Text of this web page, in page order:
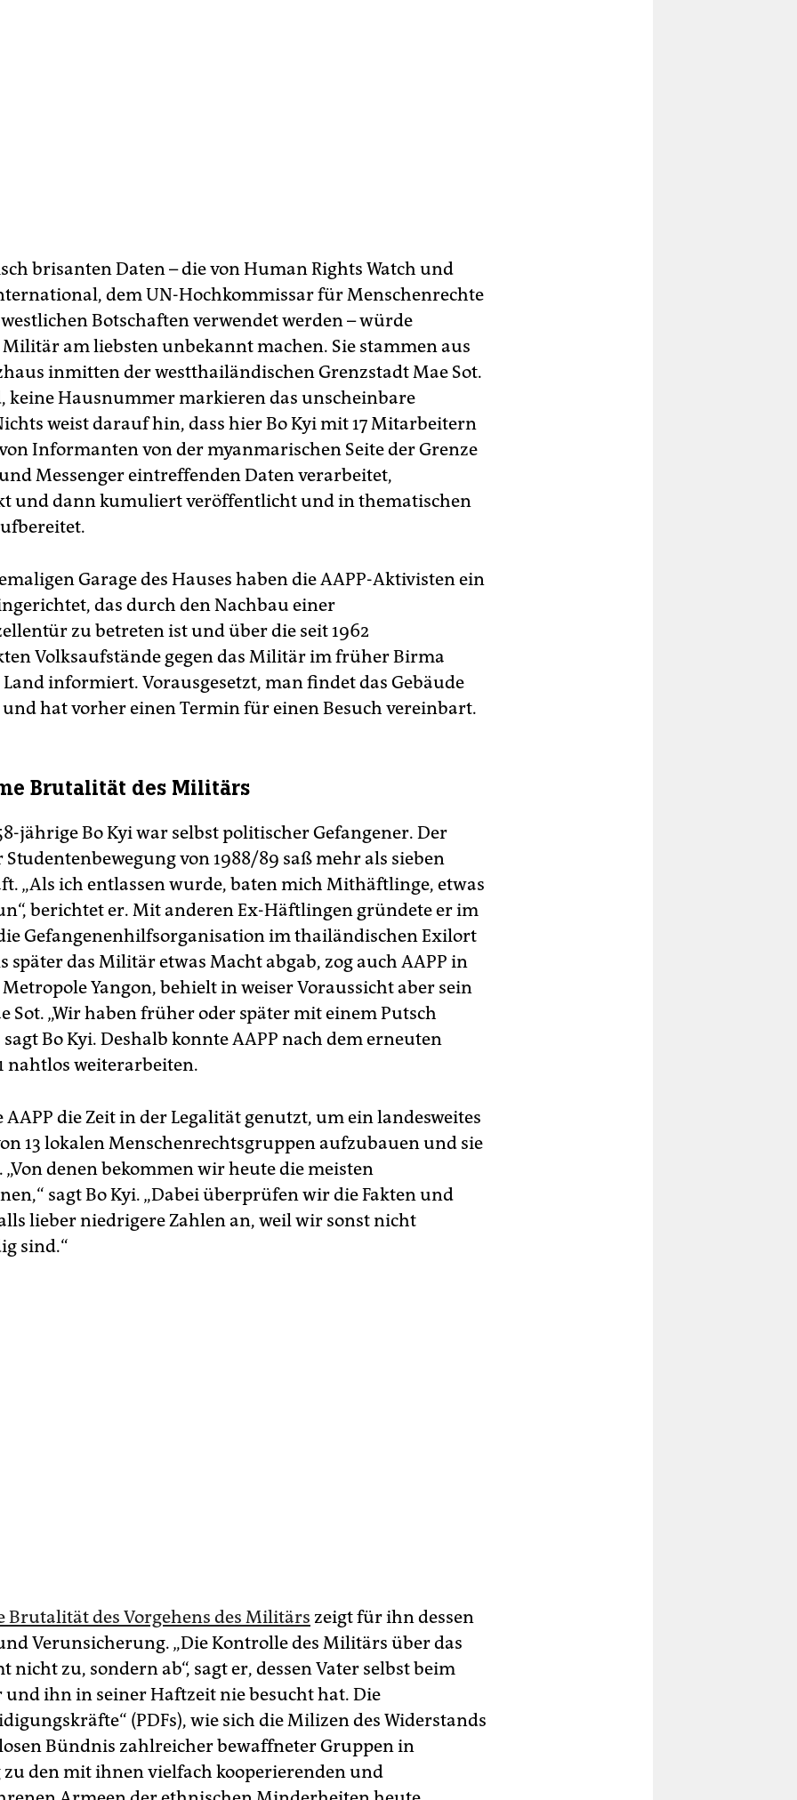
brisanten Daten – die von Human Rights Watch und
dem UN-Hochkommissar für Menschenrechte
Botschaften verwendet werden – würde
am liebsten unbekannt machen. Sie stammen aus
inmitten der westthailändischen Grenzstadt Mae Sot.
keine Hausnummer markieren das unscheinbare
weist darauf hin, dass hier Bo Kyi mit 17 Mitarbeitern
Informanten von der myanmarischen Seite der Grenze
Messenger eintreffenden Daten verarbeitet,
und dann kumuliert veröffentlicht und in thematischen
Garage des Hauses haben die AAPP-Aktivisten ein
das durch den Nachbau einer
zu betreten ist und über die seit 1962
Volksaufstände gegen das Militär im früher Birma
informiert. Vorausgesetzt, man findet das Gebäude
hat vorher einen Termin für einen Besuch vereinbart.
Brutalität des Militärs
jährige Bo Kyi war selbst politischer Gefangener. Der
von 1988/89 saß mehr als sieben
„Als ich entlassen wurde, baten mich Mit­häftlinge, etwas
berichtet er. Mit anderen Ex-Häftlingen gründete er im
Gefangenenhilfsorganisation im thailändischen Exilort
später das Militär etwas Macht abgab, zog auch AAPP in
Yangon, behielt in ­weiser Voraussicht aber sein
Sot. „Wir haben früher oder später mit einem Putsch
sagt Bo Kyi. Deshalb konnte AAPP nach dem erneuten
nahtlos weiterarbeiten.
AAPP die Zeit in der Legalität genutzt, um ein landesweites
13 lokalen Menschenrechtsgruppen aufzubauen und sie
„Von denen bekommen wir heute die meisten
sagt Bo Kyi. „Dabei überprüfen wir die Fakten und
lieber niedrigere Zahlen an, weil wir sonst nicht
sind.“
Brutalität des Vorgehens des Militärs zeigt für ihn dessen
Verunsicherung. „Die Kontrolle des Militärs über das
nicht zu, sondern ab“, sagt er, dessen Vater selbst beim
ihn in seiner Haftzeit nie besucht hat. Die
(PDFs), wie sich die Milizen des Widerstands
Bündnis zahlreicher bewaffneter Gruppen in
zu den mit ihnen vielfach kooperierenden und